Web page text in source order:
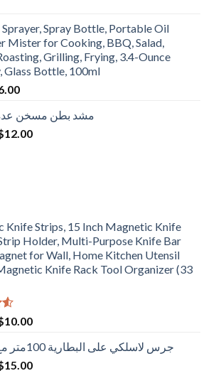
$3.00.Spray Bottle, Portable Oil
Mister for Cooking, BBQ, Salad,
Grilling, Frying, 3.4-Ounce
Glass Bottle, 100ml
Current
is:
$6.00.
مشد بطن مسخن
12.00Current
Knife Strips, 15 Inch Magnetic Knife
Holder, Multi-Purpose Knife Bar
for Wall, Home Kitchen Utensil
Knife Rack Tool Organizer (33
10.00Current
is:
$10.00.
جرس لاسلكي على البطارية 100متر مع 36 نغمة
15.00Current